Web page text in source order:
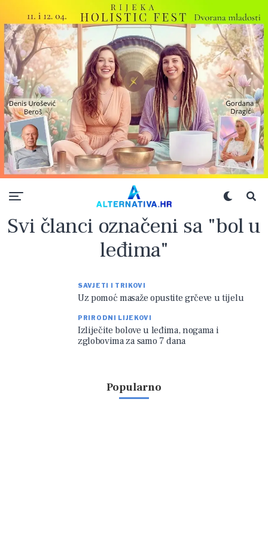
Svi članci označeni sa "bol u
leđima"
SAVJETI I TRIKOVI
Uz pomoć masaže opustite grčeve u tijelu
PRIRODNI LIJEKOVI
Izliječite bolove u leđima, nogama i
zglobovima za samo 7 dana
Popularno